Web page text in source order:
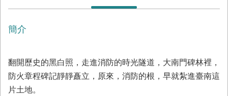
介
訊
布
便
民
簡介
翻開歷史的黑白照，走進消防的時光隧道，大南門碑林裡，
防火章程碑記靜靜矗立，原來，消防的根，早就紮進臺南這
片土地。